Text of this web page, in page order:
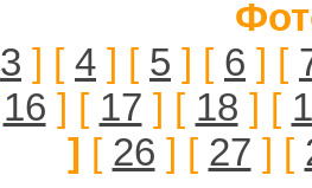
3 ] [ 4 ] [ 5 ] [ 6 ] [
16 ] [ 17 ] [ 18 ] [
] [ 26 ] [ 27 ] [